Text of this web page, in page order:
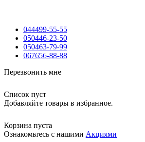
044499-55-55
050446-23-50
050463-79-99
067656-88-88
Перезвонить мне
Список пуст
Добавляйте товары в избранное.
Корзина пуста
Ознакомьтесь с нашими Акциями